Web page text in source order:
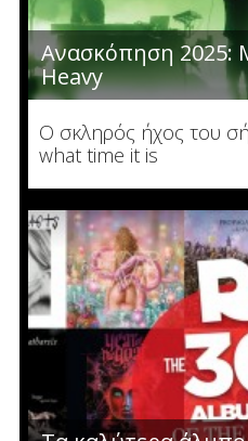
Ανασκόπηση 2025:
Heavy
Ο σκληρός ήχος του
what time it is